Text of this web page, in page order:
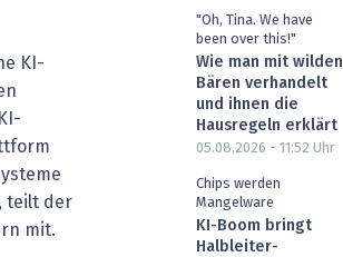
KI-
teilt der
mit.
"Oh, Tina. We have
been over this!"
Wie man mit wilden
Bären verhandelt
und ihnen die
Hausregeln erklärt
05.08.2026 - 11:52 Uhr
Chips werden
Mangelware
KI-Boom bringt
Halbleiter-